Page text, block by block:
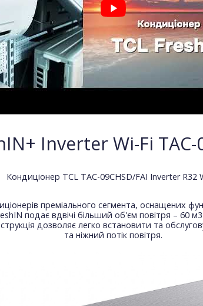
Inverter Wi-Fi TAC-
Кондиціонер TCL TAC-09CHSD/FAI Inverter R32
преміального сегмента, оснащених
подає вдвічі більший об'єм повітря – 60
дозволяє легко встановити та
та ніжний потік повітря.